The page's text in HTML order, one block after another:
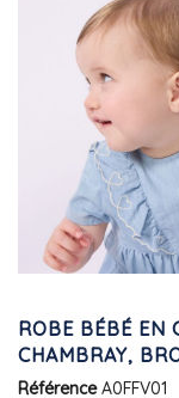
ROBE BÉBÉ EN
CHAMBRAY,
Référence A0FFV01